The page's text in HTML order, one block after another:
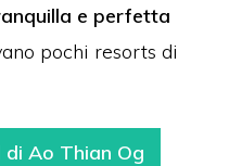
e perfetta
pochi resorts di
Ao Thian Og